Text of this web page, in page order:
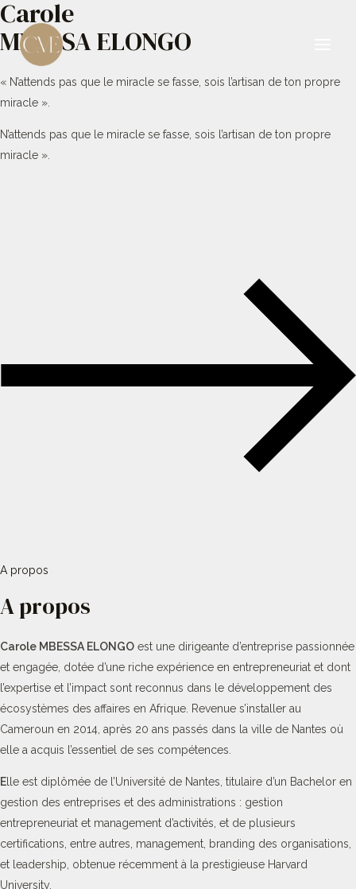
Aller
contenu
Carole
MBESSA ELONGO
« N’attends pas que le miracle se fasse, sois l’artisan de ton propre
miracle ».
N’attends pas que le miracle se fasse, sois l’artisan de ton propre
miracle ».
A propos
A propos
Carole MBESSA ELONGO est une dirigeante d’entreprise passionnée
et engagée, dotée d’une riche expérience en entrepreneuriat et dont
l’expertise et l’impact sont reconnus dans le développement des
écosystèmes des affaires en Afrique. Revenue s’installer au
Cameroun en 2014, après 20 ans passés dans la ville de Nantes où
elle a acquis l’essentiel de ses compétences.
E lle est diplômée de l’Université de Nantes, titulaire d’un Bachelor en
gestion des entreprises et des administrations : gestion
entrepreneuriat et management d’activités, et de plusieurs
certifications, entre autres, management, branding des organisations,
et leadership, obtenue récemment à la prestigieuse Harvard
University.